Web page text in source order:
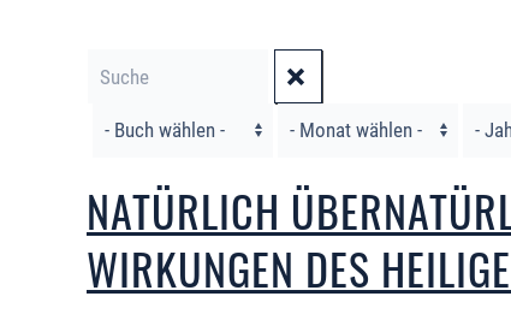
Filter
NATÜRLICH
WIRKUNGEN DES